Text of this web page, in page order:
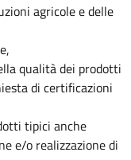
agricole e delle
qualità dei prodotti
di certificazioni
tipici anche
e/o realizzazione di